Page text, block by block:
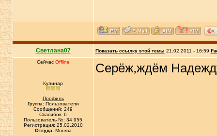
Светлана07 Показать ссылку этой темы 21.02.2011 - 16:59
Сейчас Offline
Кулинар
Профиль
Группа: Пользователи
Сообщений: 249
Спасибок: 6
Пользователь №: 34 955
Регистрация: 25.02.2010
Откуда:Москва
Серёж,ждём